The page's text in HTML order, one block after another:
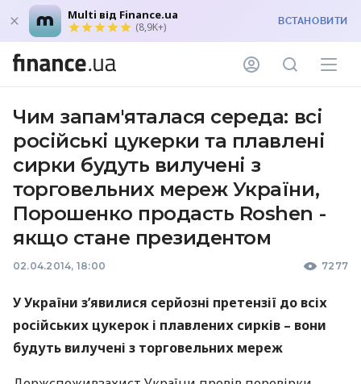
Multi від Finance.ua
(8,9K+) ВСТАНОВИТИ
Чим запам'яталася середа: всі
російські цукерки та плавлені
сирки будуть вилучені з
торговельних мереж України,
Порошенко продасть Roshen -
якщо стане президентом
02.04.2014, 18:00 7277
У України з’явилися серйозні претензії до всіх
російських цукерок і плавлених сирків – вони
будуть вилучені з торговельних мереж